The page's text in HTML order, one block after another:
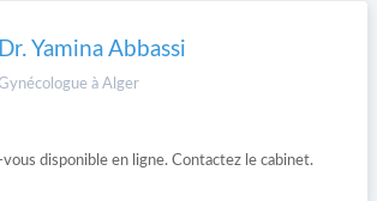
Dr. Yamina Abbassi
à Alger
vous disponible en ligne. Contactez le cabinet.